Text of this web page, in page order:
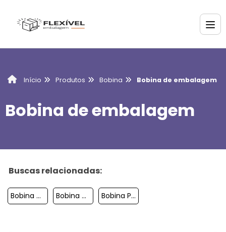
Início Produtos Bobina Bobina de embalagem
Bobina de embalagem
Buscas relacionadas:
Bobina De Lona Preta Bobina De Polietileno De Baixa Densidade Bobina Plastico